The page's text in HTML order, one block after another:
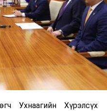
Ухнаагийн Хүрэлсүх